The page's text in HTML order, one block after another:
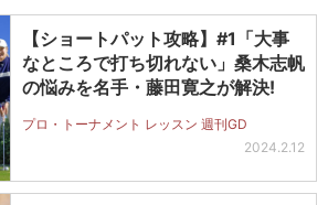
【ショートパット攻略】#1「大事
なところで打ち切れない」桑木志帆
の悩みを名手・藤田寛之が解決!
プロ・トーナメント レッスン 週刊GD
2024.2.12